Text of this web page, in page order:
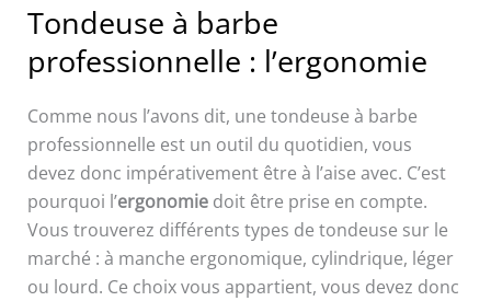
Tondeuse à barbe
professionnelle : l’ergonomie
Comme nous l’avons dit, une tondeuse à barbe
professionnelle est un outil du quotidien, vous
devez donc impérativement être à l’aise avec. C’est
pourquoi l’ergonomiedoit être prise en compte.
Vous trouverez différents types de tondeuse sur le
marché : à manche ergonomique, cylindrique, léger
ou lourd. Ce choix vous appartient, vous devez donc